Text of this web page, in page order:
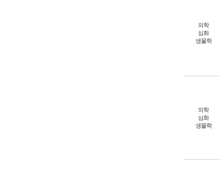
의학
심화
생물학
의학
심화
생물학